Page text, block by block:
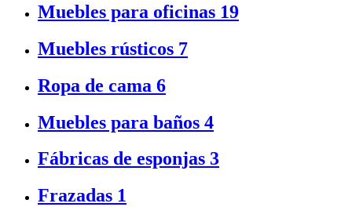
Muebles para oficinas 19
Muebles rústicos 7
Ropa de cama 6
Muebles para baños 4
Fábricas de esponjas 3
Frazadas 1